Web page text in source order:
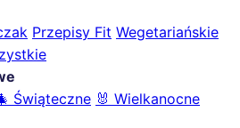
Przepisy Fit Wegetariańskie
Świąteczne 🐰 Wielkanocne